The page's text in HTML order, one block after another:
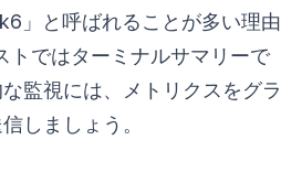
」と呼ばれることが多い理由
トではターミナルサマリーで
監視には、メトリクスをグラ
しましょう。